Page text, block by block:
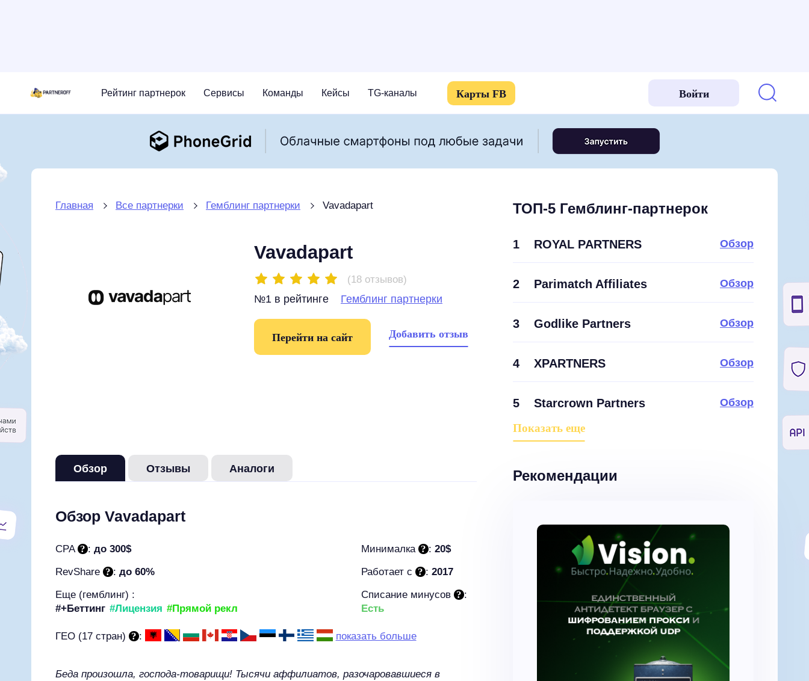
Рейтинг партнерок Сервисы Команды Кейсы TG-каналы Карты FB Войти
Главная Все партнерки Гемблинг партнерки Vavadapart
Vavadapart
(18 отзывов)
№1 в рейтинге Гемблинг партнерки
Перейти на сайт Добавить отзыв
Обзор Отзывы Аналоги
Обзор Vavadapart
CPA : до 300$
RevShare
: до 60%
Еще (гемблинг) :
#+Беттинг #Лицензия #Прямой рекл
Минималка : 20$
Работает c
: 2017
Списание минусов
:
Есть
ГЕО (17 стран) : показать больше
Беда произошла, господа-товарищи! Тысячи аффилиатов, разочаровавшиеся в
ТОП-5 Гемблинг-партнерок
1 ROYAL PARTNERS Обзор
2 Parimatch Affiliates Обзор
3 Godlike Partners Обзор
4 XPARTNERS Обзор
5 Starcrown Partners Обзор
Показать еще
Рекомендации